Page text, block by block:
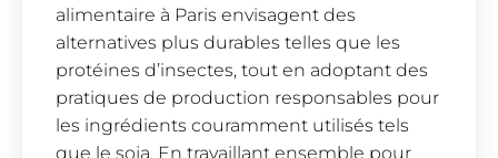
alimentaire à Paris envisagent des
alternatives plus durables telles que les
protéines d’insectes, tout en adoptant des
pratiques de production responsables pour
les ingrédients couramment utilisés tels
que le soja. En travaillant ensemble pour